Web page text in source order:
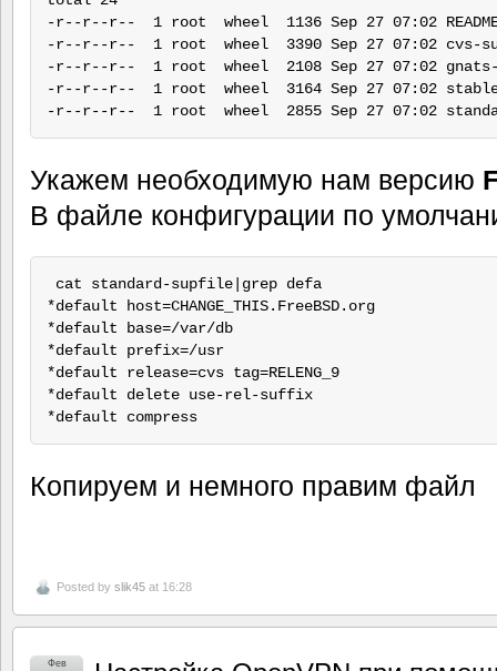
-r--r--r--  1 root  wheel  1136 Sep 27 07:02
-r--r--r--  1 root  wheel  3390 Sep 27 07:02 cvs-
-r--r--r--  1 root  wheel  2108 Sep 27 07:02
-r--r--r--  1 root  wheel  3164 Sep 27 07:02
Укажем необходимую нам версию
В файле конфигурации по
cat standard-supfile|grep defa
*default host=CHANGE_THIS.FreeBSD.org
*default base=/var/db
*default prefix=/usr
*default release=cvs tag=RELENG_9
*default delete use-rel-suffix
*default compress
Копируем и немного правим файл
Posted by slik45 at 16:28
Фев